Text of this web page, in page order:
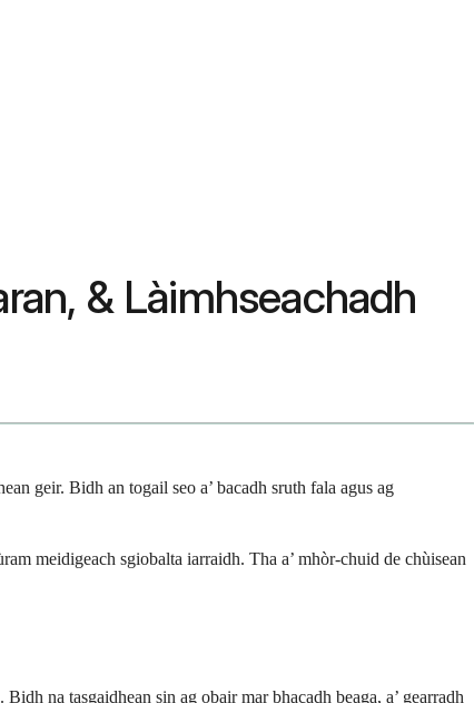
& Làimhseachadh
geir. Bidh an togail seo a’ bacadh sruth fala agus ag
meidigeach sgiobalta iarraidh. Tha a’ mhòr-chuid de chùisean
na tasgaidhean sin ag obair mar bhacadh beaga, a’ gearradh